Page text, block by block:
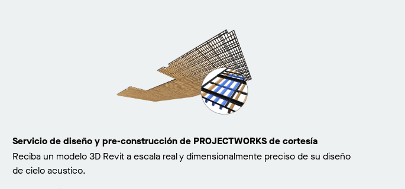
Servicio de diseño y pre-construcción de PROJECTWORKS de cortesía
Reciba un modelo 3D Revit a escala real y dimensionalmente preciso de su diseño
de cielo acustico.